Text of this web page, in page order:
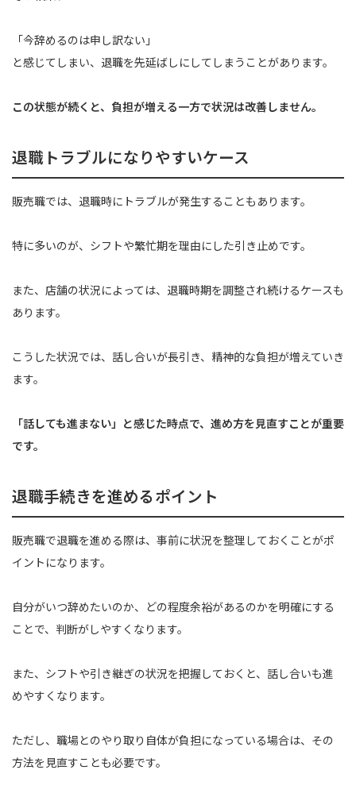
「今辞めるのは申し訳ない」
と感じてしまい、退職を先延ばしにしてしまうことがあります。
この状態が続くと、負担が増える一方で状況は改善しません。
退職トラブルになりやすいケース
販売職では、退職時にトラブルが発生することもあります。
特に多いのが、シフトや繁忙期を理由にした引き止めです。
また、店舗の状況によっては、退職時期を調整され続けるケースも
あります。
こうした状況では、話し合いが長引き、精神的な負担が増えていき
ます。
「話しても進まない」と感じた時点で、進め方を見直すことが重要
です。
退職手続きを進めるポイント
販売職で退職を進める際は、事前に状況を整理しておくことがポ
イントになります。
自分がいつ辞めたいのか、どの程度余裕があるのかを明確にする
ことで、判断がしやすくなります。
また、シフトや引き継ぎの状況を把握しておくと、話し合いも進
めやすくなります。
ただし、職場とのやり取り自体が負担になっている場合は、その
方法を見直すことも必要です。